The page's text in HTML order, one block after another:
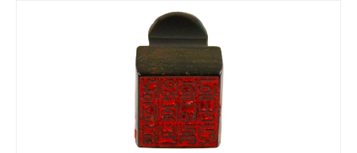
숫자로 보는 50년 50+1